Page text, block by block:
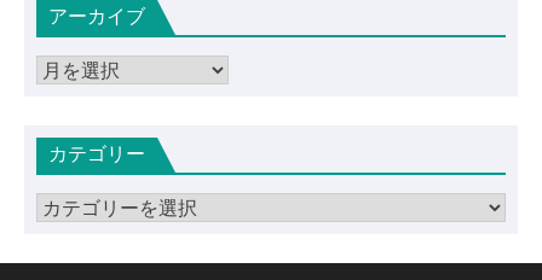
アーカイブ
ア
イカテゴリー
カ
ゴ